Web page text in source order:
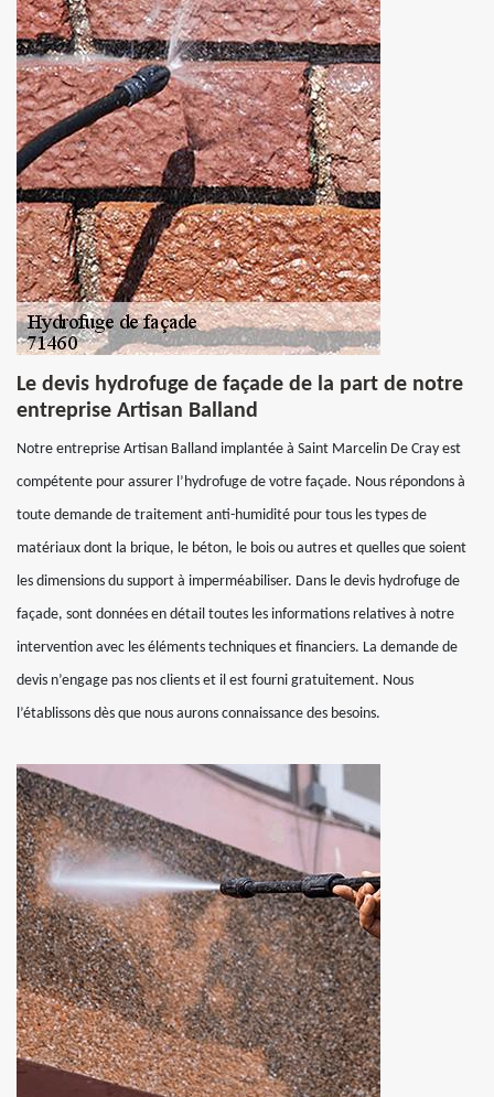
Le devis hydrofuge de façade de la part de notre
entreprise Artisan Balland
Notre entreprise Artisan Balland implantée à Saint Marcelin De Cray est
compétente pour assurer l’hydrofuge de votre façade. Nous répondons à
toute demande de traitement anti-humidité pour tous les types de
matériaux dont la brique, le béton, le bois ou autres et quelles que soient
les dimensions du support à imperméabiliser. Dans le devis hydrofuge de
façade, sont données en détail toutes les informations relatives à notre
intervention avec les éléments techniques et financiers. La demande de
devis n’engage pas nos clients et il est fourni gratuitement. Nous
l’établissons dès que nous aurons connaissance des besoins.